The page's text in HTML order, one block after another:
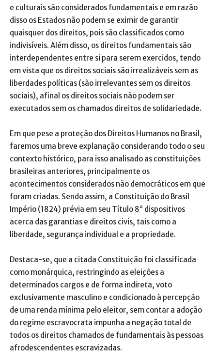
e culturais são considerados fundamentais e em razão
disso os Estados não podem se eximir de garantir
quaisquer dos direitos, pois são classificados como
indivisíveis. Além disso, os direitos fundamentais são
interdependentes entre si para serem exercidos, tendo
em vista que os direitos sociais são irrealizáveis sem as
liberdades políticas (são irrelevantes sem os direitos
sociais), afinal os direitos sociais não podem ser
executados sem os chamados direitos de solidariedade.
Em que pese a proteção dos Direitos Humanos no Brasil,
faremos uma breve explanação considerando todo o seu
contexto histórico, para isso analisado as constituições
brasileiras anteriores, principalmente os
acontecimentos considerados não democráticos em que
foram criadas. Sendo assim, a Constituição do Brasil
Império (1824) prévia em seu Título 8° dispositivos
acerca das garantias e direitos civis, tais como a
liberdade, segurança individual e a propriedade.
Destaca-se, que a citada Constituição foi classificada
como monárquica, restringindo as eleições a
determinados cargos e de forma indireta, voto
exclusivamente masculino e condicionado à percepção
de uma renda mínima pelo eleitor, sem contar a adoção
do regime escravocrata impunha a negação total de
todos os direitos chamados de fundamentais às pessoas
afrodescendentes escravizadas.